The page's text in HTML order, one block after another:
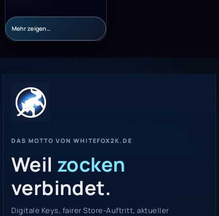
Mehr zeigen…
DAS MOTTO VON WHITEFOX2K.DE
Weil zocken
verbindet.
Digitale Keys, fairer Store-Auftritt, aktueller